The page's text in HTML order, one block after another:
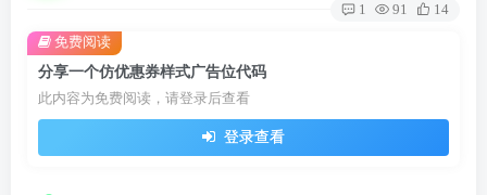
1 91 14
分享一个仿优惠券样式广告位代码
此内容为免费阅读，请登录后查看
登录查看
免费阅读